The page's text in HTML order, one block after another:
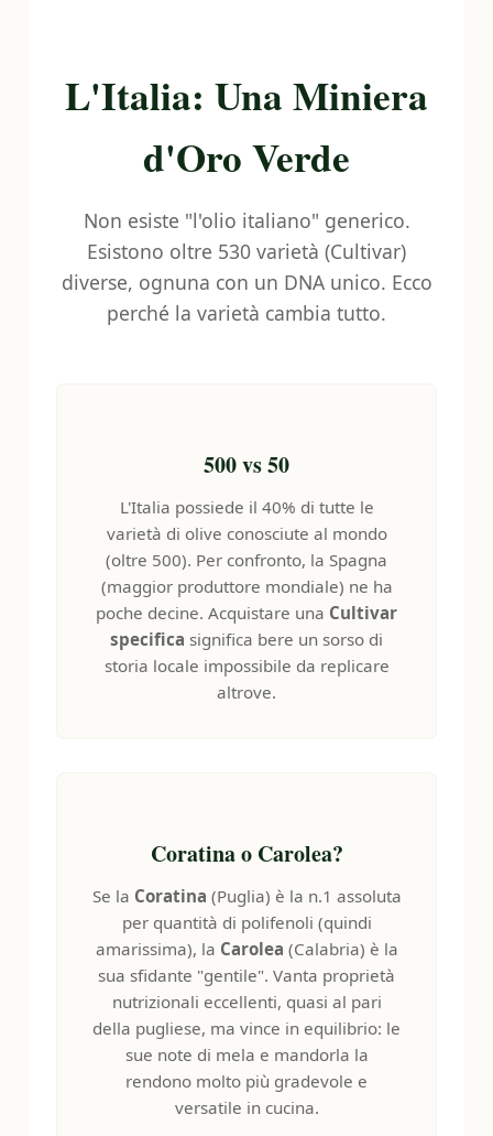
HOME
🎯 TEST
🕵 PROFILO
L'Italia: Una Miniera
d'Oro Verde
Non esiste "l'olio italiano" generico.
Esistono oltre 530 varietà (Cultivar)
diverse, ognuna con un DNA unico. Ecco
perché la varietà cambia tutto.
500 vs 50
L'Italia possiede il 40% di tutte le
varietà di olive conosciute al mondo
(oltre 500). Per confronto, la Spagna
(maggior produttore mondiale) ne ha
poche decine. Acquistare una Cultivar
specifica significa bere un sorso di
storia locale impossibile da replicare
altrove.
Coratina o Carolea?
Se la Coratina (Puglia) è la n.1 assoluta
per quantità di polifenoli (quindi
amarissima), la Carolea (Calabria) è la
sua sfidante "gentile". Vanta proprietà
nutrizionali eccellenti, quasi al pari
della pugliese, ma vince in equilibrio: le
sue note di mela e mandorla la
rendono molto più gradevole e
versatile in cucina.